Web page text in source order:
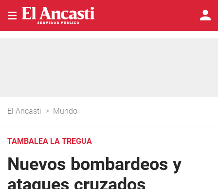
El Ancasti > Mundo
TAMBALEA LA TREGUA
Nuevos bombardeos y
ataques cruzados